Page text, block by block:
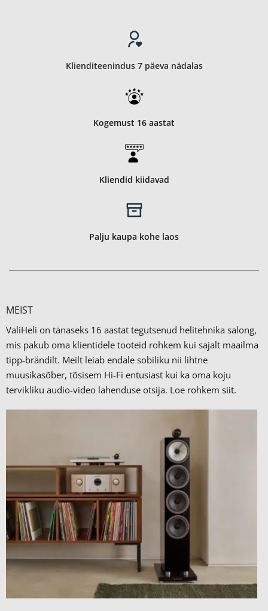
Klienditeenindus 7 päeva nädalas
Kogemust 16 aastat
Kliendid kiidavad
Palju kaupa kohe laos
MEIST
ValiHeli on tänaseks 16 aastat tegutsenud helitehnika salong,
mis pakub oma klientidele tooteid rohkem kui sajalt maailma
tipp-brändilt. Meilt leiab endale sobiliku nii lihtne
muusikasõber, tõsisem Hi-Fi entusiast kui ka oma koju
tervikliku audio-video lahenduse otsija. Loe rohkem siit.